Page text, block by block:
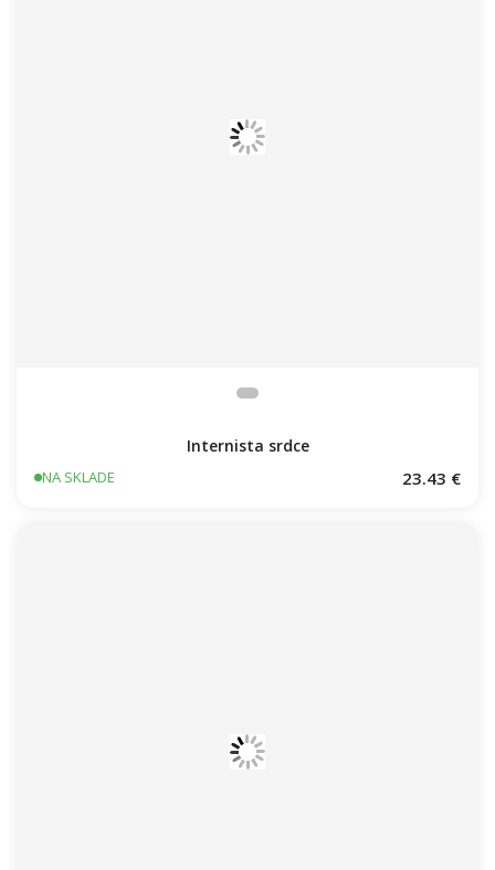
Internista srdce
NA SKLADE 23.43 €